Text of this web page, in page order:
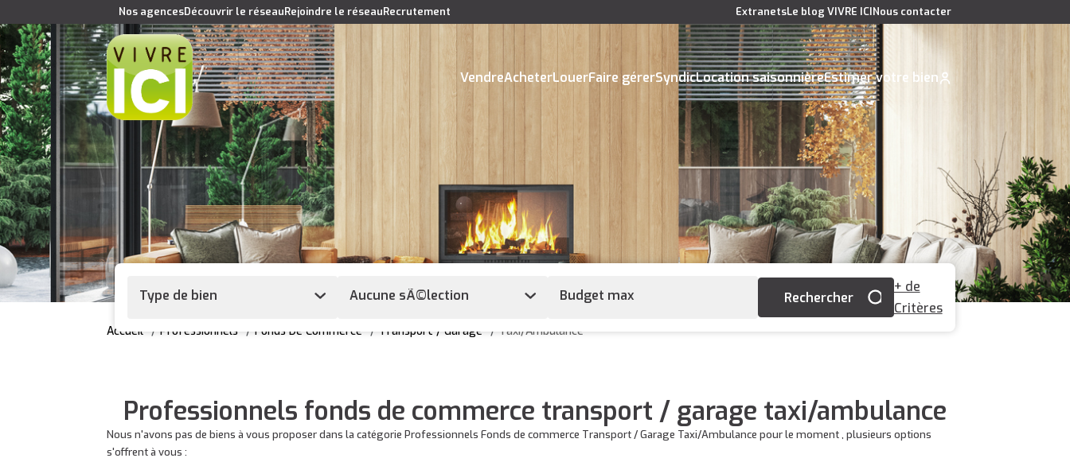
Nos agencesDécouvrir le réseauRejoindre le réseauRecrutement ExtranetsLe blog VIVRE ICINous contacter
VendreAcheterLouerFaire gérerSyndicLocation saisonnièreEstimer votre bien
Type de bien Aucune sÃ©lection
+ de
Critères
Accueil Professionnels Fonds De Commerce Transport / Garage Taxi/Ambulance
Professionnels fonds de commerce transport / garage taxi/ambulance
Nous n'avons pas de biens à vous proposer dans la catégorie Professionnels Fonds de commerce Transport / Garage Taxi/Ambulance pour le moment , plusieurs options
s'offrent à vous :